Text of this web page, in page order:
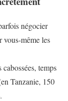
négocier
vous-même les
temps
Tanzanie, 150